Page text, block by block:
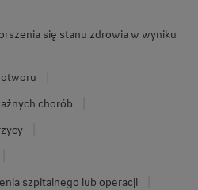
się stanu zdrowia w wyniku
chorób
szpitalnego lub operacji